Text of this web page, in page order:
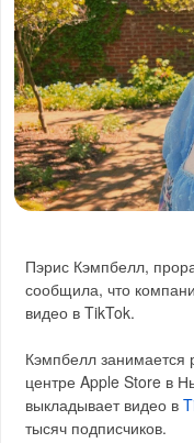
Пэрис Кэмпбелл,
сообщила, что
видео в TikTok.
Кэмпбелл занимается
центре Apple Store в
выкладывает видео в
тысяч подписчиков.